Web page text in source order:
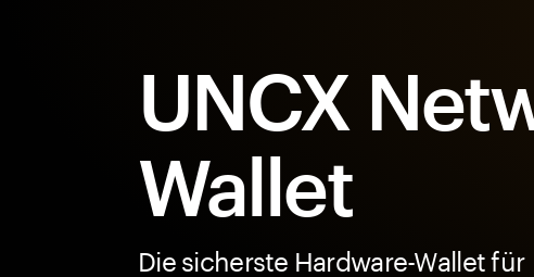
UNCX
Wallet
Die sicherste Hardware-Wallet für